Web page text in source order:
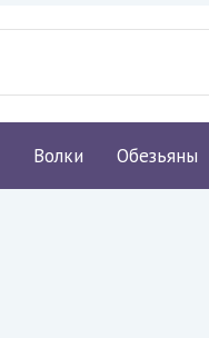
Волки Обезьяны